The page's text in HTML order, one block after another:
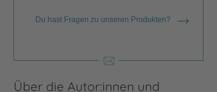
Du hast Fragen zu unseren Produkten?
Über die Autor:innen und